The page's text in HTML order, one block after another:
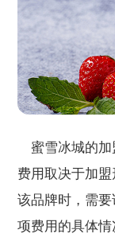
蜜雪冰城的加
费用取决于加
该品牌时，需
项费用的具体情